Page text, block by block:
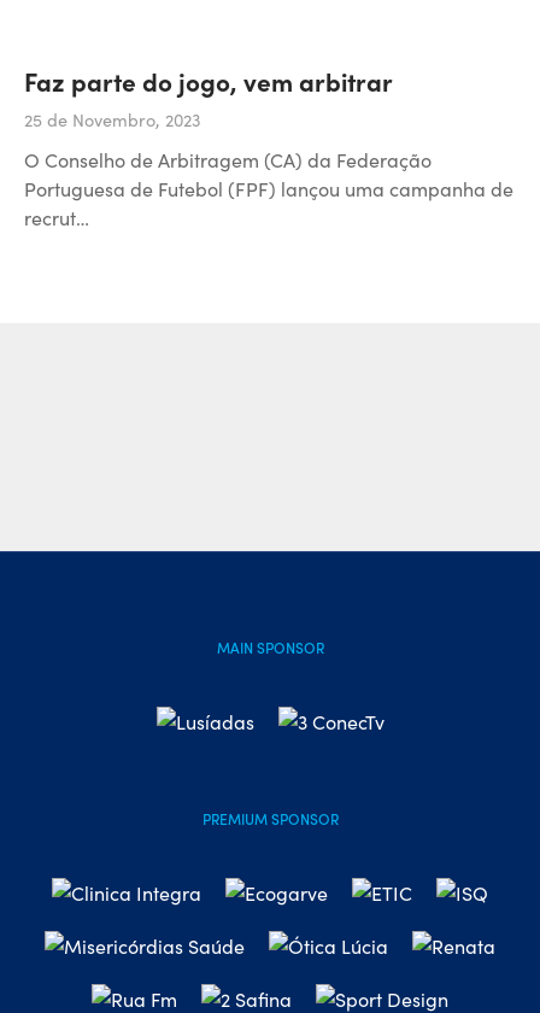
Faz parte do jogo, vem arbitrar
25 de Novembro, 2023
O Conselho de Arbitragem (CA) da Federação
Portuguesa de Futebol (FPF) lançou uma campanha de
recrut…
MAIN SPONSOR
PREMIUM SPONSOR